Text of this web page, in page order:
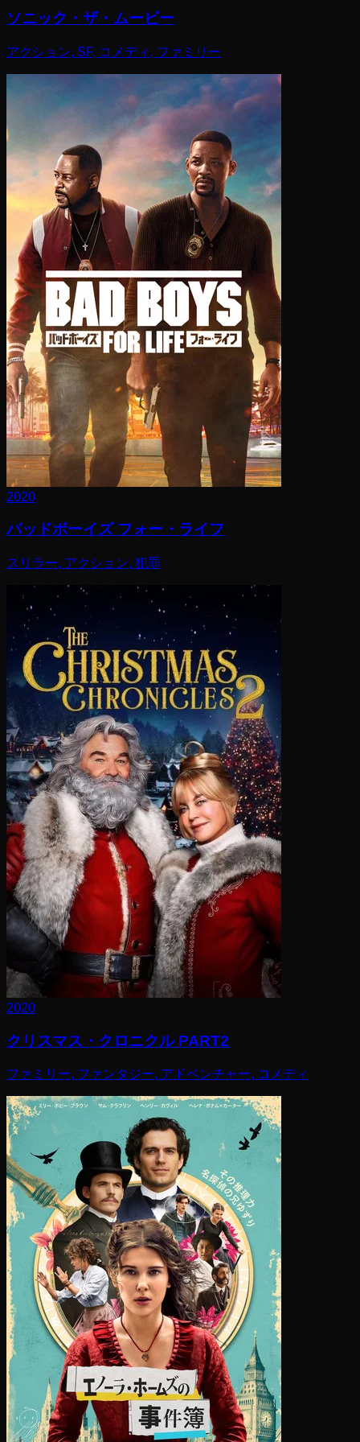
ソニック・ザ・ムービー
アクション, SF, コメディ, ファミリー
2020
バッドボーイズ フォー・ライフ
スリラー, アクション, 犯罪
2020
クリスマス・クロニクル PART2
ファミリー, ファンタジー, アドベンチャー, コメディ